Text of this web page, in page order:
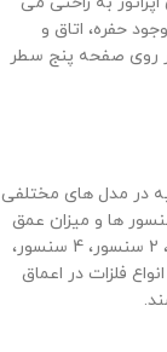
حفره، اتاق و
روی صفحه پنج سطر
در مدل های مختلفی
ها و میزان عمق
زنی و کیفیت آن می باشد. دستگاه پروتون 1 سنسور، 2 سنسور، 4 سنسور،
فلزات در اعماق